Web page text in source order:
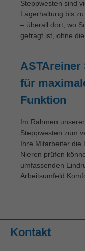
Steppwesten sind
Lagerhaltung bis
– überall dort, wo
gefragt ist, ohne
ASTAreiner
für
Funktion
Im Rahmen
Steppwesten zum
Ihre Mitarbeiter die
Nieren prüfen
umfassenden
Arbeitsumfeld
Kontakt